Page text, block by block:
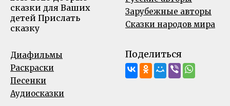
сказки для Ваших
детей Прислать
сказку
Зарубежные авторы
Сказки народов мира
Диафильмы
Раскраски
Песенки
Аудиосказки
Поделиться